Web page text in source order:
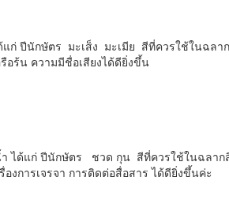
แก่ ปีนักษัตร มะเส็ง มะเมีย สีที่ควรใช้ในฉล
อร้น ความมีชื่อเสียงได้ดียิ่งขึ้น
ได้แก่ ปีนักษัตร ชวด กุน สีที่ควรใช้ในฉลาก
งการเจรจา การติดต่อสื่อสาร ได้ดียิ่งขึ้นค่ะ